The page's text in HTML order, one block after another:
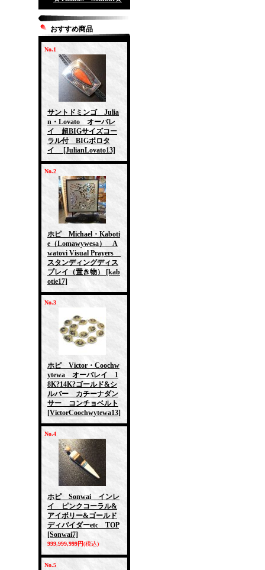
おすすめ商品
No.1
サントドミンゴ Julia
n・Lovato オーバレ
イ 超BIGサイズコー
ラル付 BIGボロタ
イ
[JulianLovato13]
No.2
ホピ Michael・Kaboti
e（Lomawywesa） A
watovi Visual Prayers
スタンディングディス
プレイ（置き物）
[kab
otie17]
No.3
ホピ Victor・Coochw
ytewa オーバレイ 1
8K?14K?ゴールド&シ
ルバー カチーナダン
サー コンチョベルト
[VictorCoochwytewa13]
No.4
ホピ Sonwai インレ
イ ピンクコーラル&
アイボリー&ゴールド
ディバイダーetc TOP
[Sonwai7]
999,999,999円(税込)
No.5